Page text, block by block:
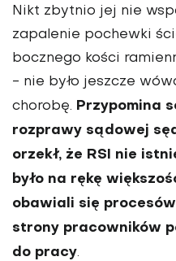
Nikt zbytnio jej nie
zapalenie pochewki
bocznego kości
- nie było jeszcze
chorobę. Przypomina
rozprawy sądowej
orzekł, że RSI nie
było na rękę
obawiali się
strony pracowników
do pracy.